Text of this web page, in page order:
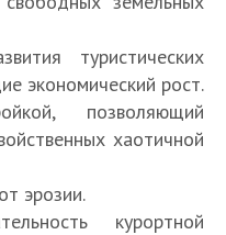
туристических
экономический рост.
позволяющий
хаотичной
эрозии.
курортной